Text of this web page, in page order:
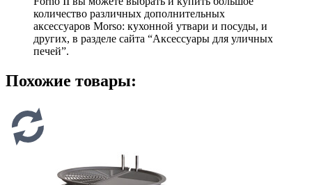
количество различных дополнительных
аксессуаров Morso: кухонной утвари и посуды, и
других, в разделе сайта “Аксессуары для уличных
печей”.
Похожие товары: